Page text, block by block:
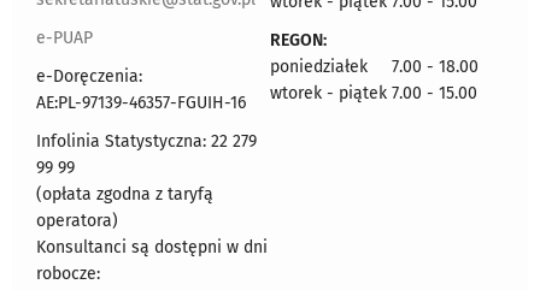
e-PUAP
e-Doręczenia:
AE:PL-97139-46357-FGUIH-16
Infolinia Statystyczna: 22 279
99 99
(opłata zgodna z taryfą
operatora)
Konsultanci są dostępni w dni
robocze:
REGON:
poniedziałek 7.00 - 18.00
wtorek - piątek 7.00 - 15.00